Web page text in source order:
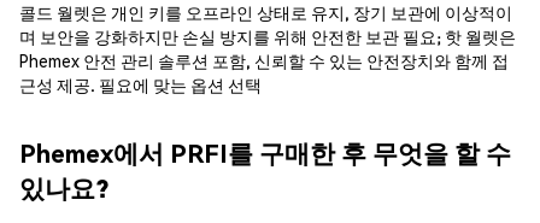
콜드 월렛은 개인 키를 오프라인 상태로 유지, 장기 보관에 이상적이
며 보안을 강화하지만 손실 방지를 위해 안전한 보관 필요; 핫 월렛은
Phemex 안전 관리 솔루션 포함, 신뢰할 수 있는 안전장치와 함께 접
근성 제공. 필요에 맞는 옵션 선택
Phemex에서 PRFI를 구매한 후 무엇을 할 수
있나요?